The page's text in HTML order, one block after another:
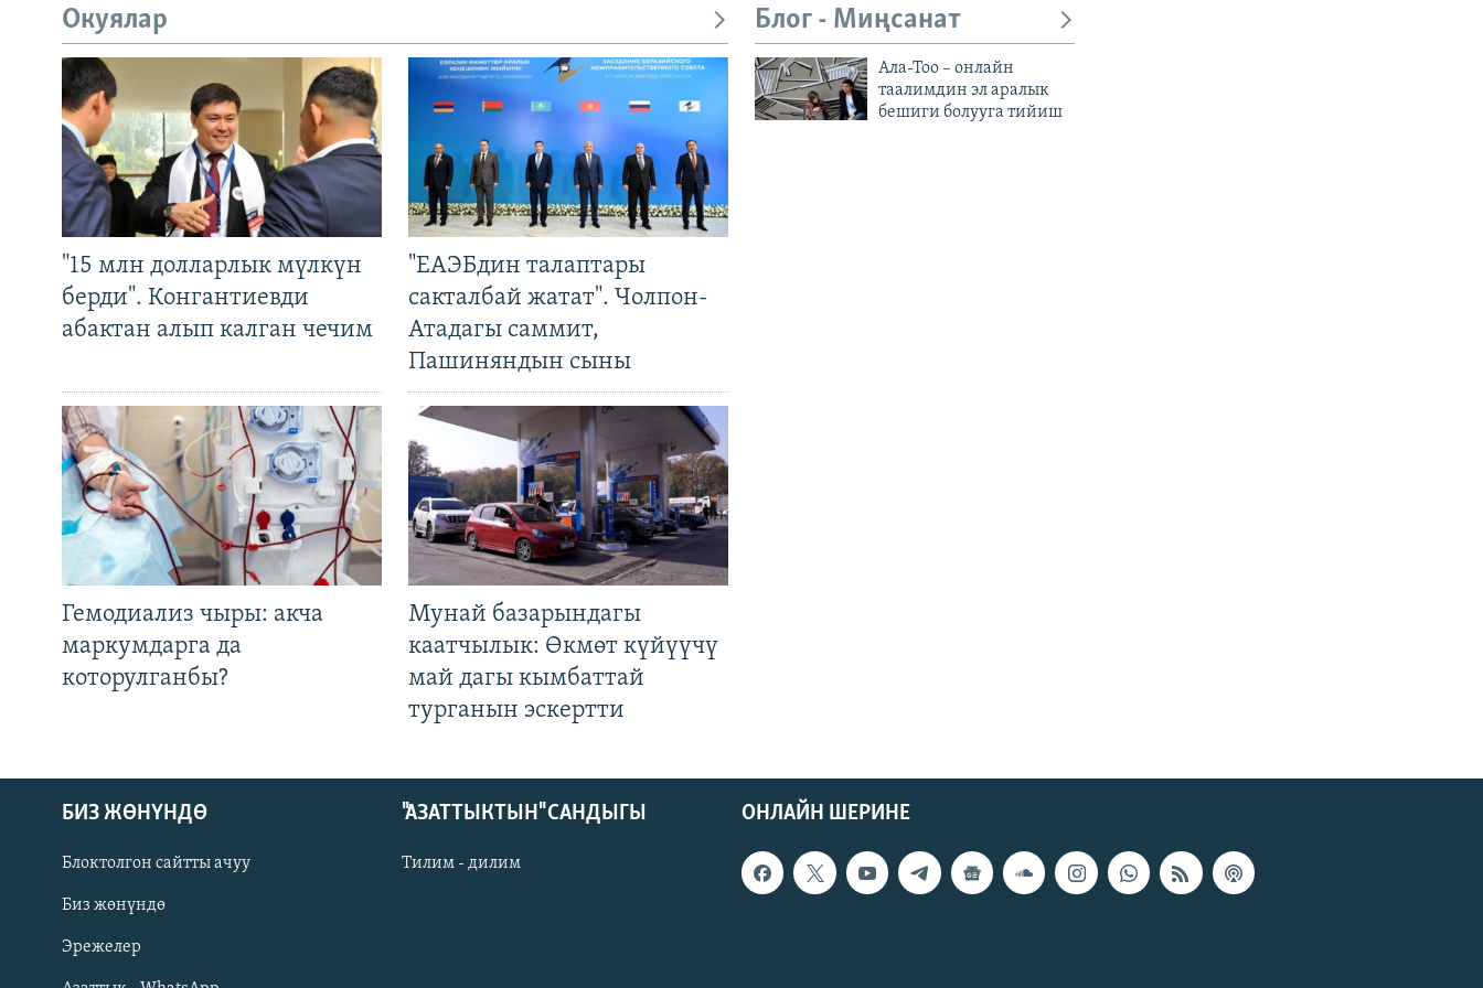
Русский
Окуялар
"15 млн долларлык мүлкүн
берди". Конгантиевди
абактан алып калган чечим
"ЕАЭБдин талаптары
сакталбай жатат". Чолпон-
Атадагы саммит,
Пашиняндын сыны
Гемодиализ чыры: акча
маркумдарга да
которулганбы?
Мунай базарындагы
каатчылык: Өкмөт күйүүчү
май дагы кымбаттай
турганын эскертти
Блог - Миңсанат
Ала-Тоо – онлайн
таалимдин эл аралык
бешиги болууга тийиш
ОНЛАЙН ШЕРИНЕ
БИЗ ЖӨНҮНДӨ
Блоктолгон сайтты ачуу
Биз жөнүндө
Эрежелер
"АЗАТТЫКТЫН" САНДЫГЫ
Тилим - дилим